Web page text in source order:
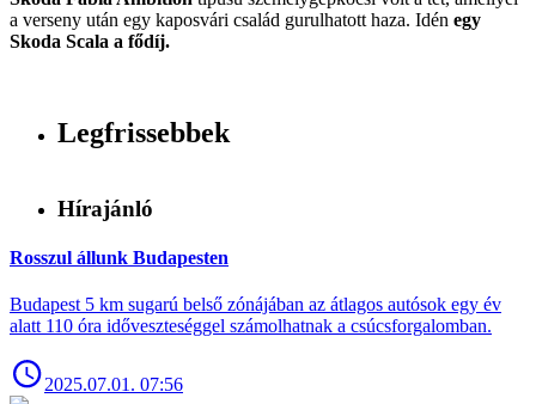
a verseny után egy kaposvári család gurulhatott haza. Idén egy
Skoda Scala a fődíj.
Legfrissebbek
Hírajánló
Rosszul állunk Budapesten
Budapest 5 km sugarú belső zónájában az átlagos autósok egy év
alatt 110 óra időveszteséggel számolhatnak a csúcsforgalomban.
2025.07.01. 07:56